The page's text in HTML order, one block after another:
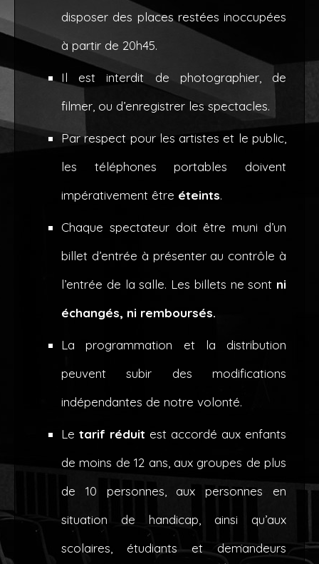
disposer des places restées inoccupées
à partir de 20h45.
Il est interdit de photographier, de
filmer, ou d’enregistrer les spectacles.
Par respect pour les artistes et le public,
les téléphones portables doivent
impérativement être éteints.
Chaque spectateur doit être muni d’un
billet d’entrée à présenter au contrôle à
l’entrée de la salle. Les billets ne sont ni
échangés, ni remboursés.
La programmation et la distribution
peuvent subir des modifications
indépendantes de notre volonté.
Le tarif réduit est accordé aux enfants
de moins de 12 ans, aux groupes de plus
de 10 personnes, aux personnes en
situation de handicap, ainsi qu’aux
scolaires, étudiants et demandeurs